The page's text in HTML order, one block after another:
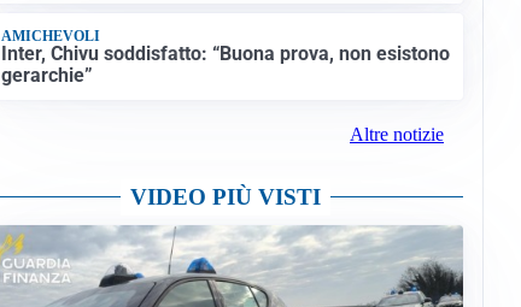
AMICHEVOLI
Inter, Chivu soddisfatto: “Buona prova, non esistono
gerarchie”
Altre notizie
VIDEO PIÙ VISTI